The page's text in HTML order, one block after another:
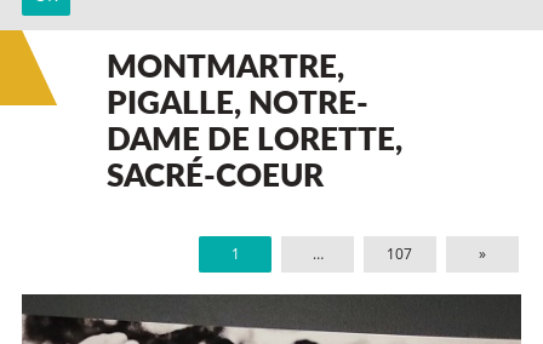
MONTMARTRE,
PIGALLE, NOTRE-
DAME DE LORETTE,
SACRÉ-COEUR
1 … 107 »